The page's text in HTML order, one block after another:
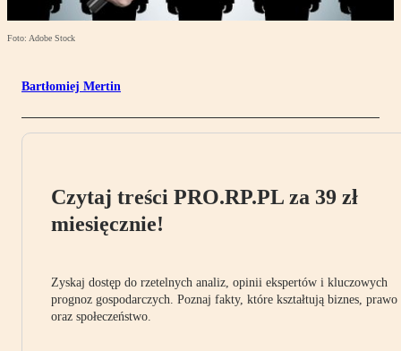
Foto: Adobe Stock
Bartłomiej Mertin
Czytaj treści PRO.RP.PL za 39 zł
miesięcznie!
Zyskaj dostęp do rzetelnych analiz, opinii ekspertów i kluczowych
prognoz gospodarczych. Poznaj fakty, które kształtują biznes, prawo
oraz społeczeństwo.